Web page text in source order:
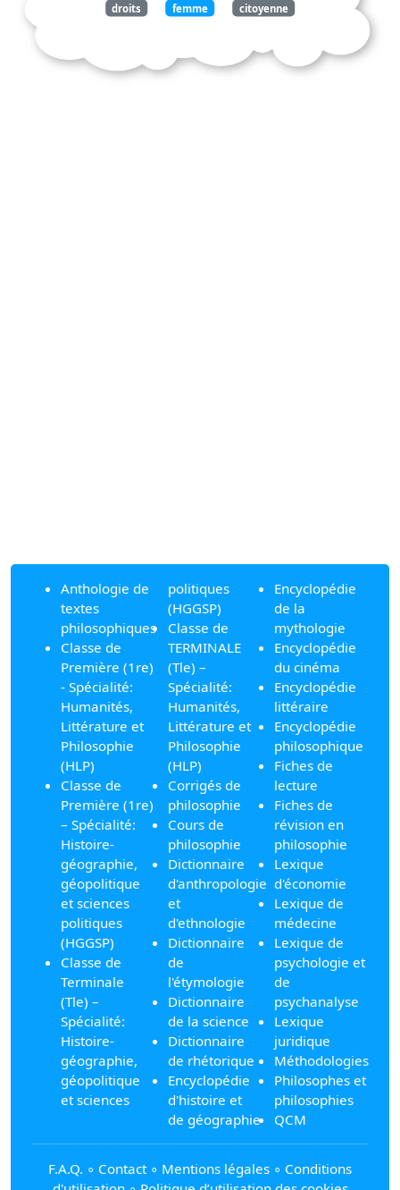
droits femme citoyenne
Anthologie de
textes
philosophiques
Classe de
Première (1re)
- Spécialité:
Humanités,
Littérature et
Philosophie
(HLP)
Classe de
Première (1re)
– Spécialité:
Histoire-
géographie,
géopolitique
et sciences
politiques
(HGGSP)
Classe de
Terminale
(Tle) –
Spécialité:
Histoire-
géographie,
géopolitique
et sciences
politiques
(HGGSP)
Classe de
TERMINALE
(Tle) –
Spécialité:
Humanités,
Littérature et
Philosophie
(HLP)
Corrigés de
philosophie
Cours de
philosophie
Dictionnaire
d'anthropologie
et
d'ethnologie
Dictionnaire
de
l'étymologie
Dictionnaire
de la science
Dictionnaire
de rhétorique
Encyclopédie
d'histoire et
de géographie
Encyclopédie
de la
mythologie
Encyclopédie
du cinéma
Encyclopédie
littéraire
Encyclopédie
philosophique
Fiches de
lecture
Fiches de
révision en
philosophie
Lexique
d'économie
Lexique de
médecine
Lexique de
psychologie et
de
psychanalyse
Lexique
juridique
Méthodologies
Philosophes et
philosophies
QCM
F.A.Q. ∘ Contact∘ Mentions légales ∘ Conditions